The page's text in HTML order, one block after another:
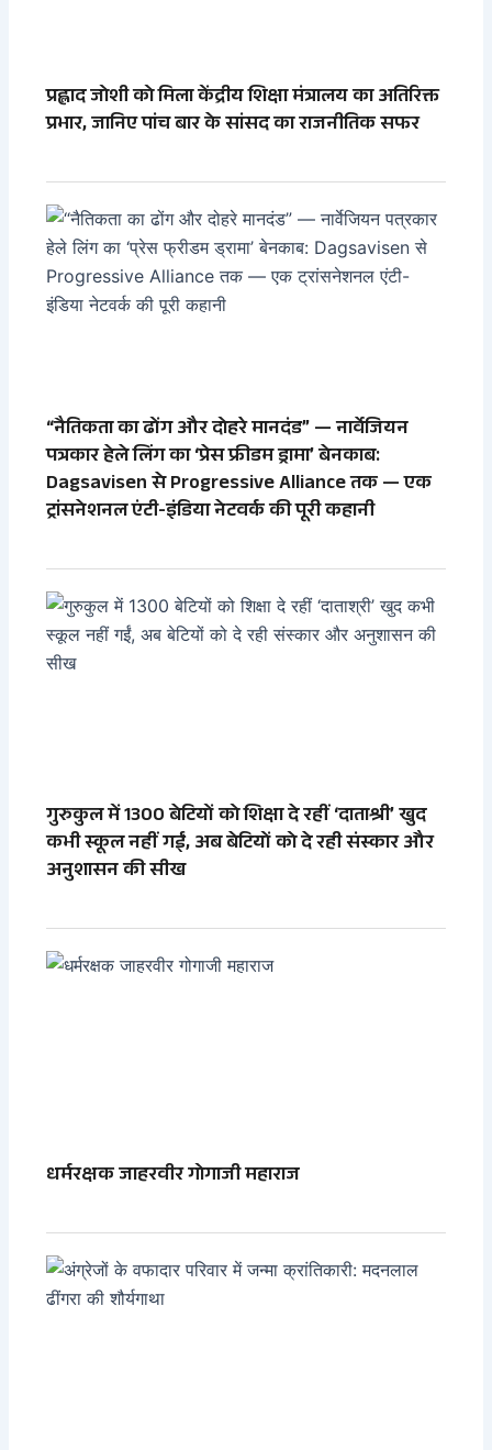
प्रह्लाद जोशी को मिला केंद्रीय शिक्षा मंत्रालय का अतिरिक्त
प्रभार, जानिए पांच बार के सांसद का राजनीतिक सफर
“नैतिकता का ढोंग और दोहरे मानदंड” — नार्वेजियन
पत्रकार हेले लिंग का ‘प्रेस फ्रीडम ड्रामा’ बेनकाब:
Dagsavisen से Progressive Alliance तक — एक
ट्रांसनेशनल एंटी-इंडिया नेटवर्क की पूरी कहानी
गुरुकुल में 1300 बेटियों को शिक्षा दे रहीं ‘दाताश्री’ खुद
कभी स्कूल नहीं गईं, अब बेटियों को दे रही संस्कार और
अनुशासन की सीख
धर्मरक्षक जाहरवीर गोगाजी महाराज